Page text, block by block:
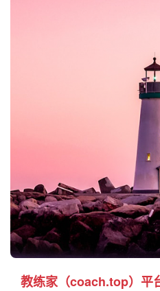
教练家（coach.top）平